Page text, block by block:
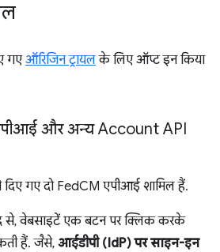
गएऑरिजिन ट्रायलके लिए ऑप्ट इन किया
और अन्य Account API
दिए गए दो FedCM एपीआई शामिल हैं.
से, वेबसाइटें एक बटन पर क्लिक करके
हैं. जैसे, आईडीपी (IdP) पर साइन-इन